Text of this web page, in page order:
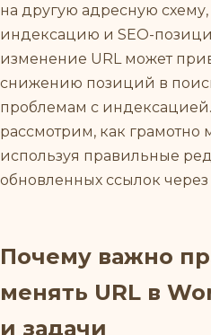
на другую адресную
индексацию и SEO-
изменение URL может
снижению позиций в
проблемам с индексацией.
рассмотрим, как грамотно
используя правильные
обновленных ссылок
Почему важно
менять URL в
и задачи